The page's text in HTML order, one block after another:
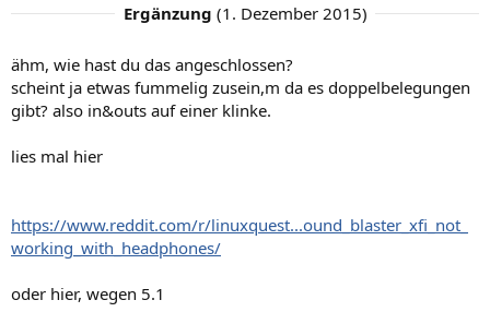
Ergänzung (1. Dezember 2015)
ähm, wie hast du das angeschlossen?
scheint ja etwas fummelig zusein,m da es doppelbelegungen
gibt? also in&outs auf einer klinke.
lies mal hier
https://www.reddit.com/r/linuxquest...ound_blaster_xfi_not_
working_with_headphones/
oder hier, wegen 5.1